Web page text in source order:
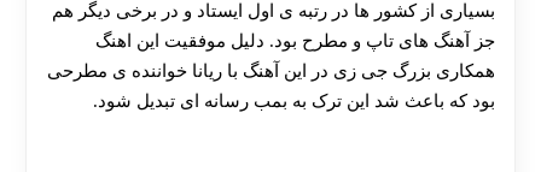
بسیاری از کشور ها در رتبه ی اول ایستاد و در برخی دیگر هم
جز آهنگ های تاپ و مطرح بود. دلیل موفقیت این اهنگ
همکاری بزرگ جی زی در این آهنگ با ریانا خواننده ی مطرحی
بود که باعث شد این ترک به بمب رسانه ای تبدیل شود.